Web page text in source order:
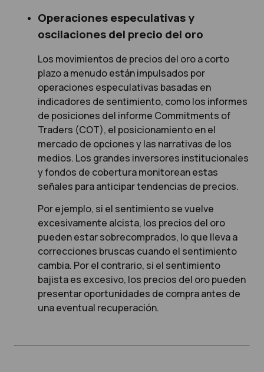
Operaciones especulativas y
oscilaciones del precio del oro
Los movimientos de precios del oro a corto
plazo a menudo están impulsados por
operaciones especulativas basadas en
indicadores de sentimiento, como los informes
de posiciones del informe Commitments of
Traders (COT), el posicionamiento en el
mercado de opciones y las narrativas de los
medios. Los grandes inversores institucionales
y fondos de cobertura monitorean estas
señales para anticipar tendencias de precios.
Por ejemplo, si el sentimiento se vuelve
excesivamente alcista, los precios del oro
pueden estar sobrecomprados, lo que lleva a
correcciones bruscas cuando el sentimiento
cambia. Por el contrario, si el sentimiento
bajista es excesivo, los precios del oro pueden
presentar oportunidades de compra antes de
una eventual recuperación.